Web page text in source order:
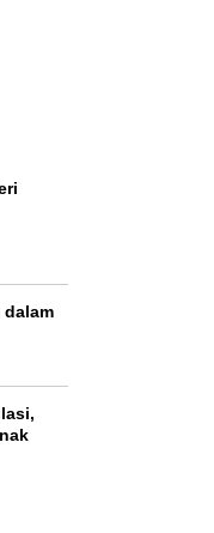
dalam